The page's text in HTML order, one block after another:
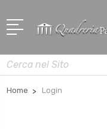
Cerca
Home Login